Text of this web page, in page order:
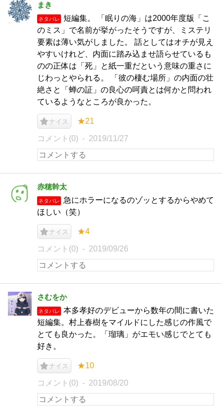
まき
ネタバレ
短編集。 「眠りの海」は2000年度版「こ
のミス」で名前が挙がったそうですが、ミステリ
要素は薄い気がしました。 話としてはオチが見え
やすいけれど、内面に踏み込ませ語らせているも
のの正体は「死」と紙一重だという意味の重さに
じわっとやられる。 「彼の棲む場所」の内面の壮
絶さと「蝉の証」の良心の呵責とは何かと問われ
ているようなところが良かった。
ナイス ★21
コメント(0) 2019/11/27
赤穂幹太
ネタバレ
急にホラーになるのゾッとするからやめて
ほしい（笑）
ナイス ★4
コメント(0) 2019/09/26
さむをか
ネタバレ
本多孝好のデビューから数年の間に書いた
短編集。村上春樹をマイルドにした感じの作風で
とても良かった。「瑠璃」がエモい感じでとても
好き。
ナイス ★10
コメント(0) 2019/08/20